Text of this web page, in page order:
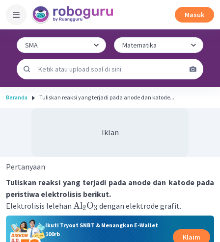
Masuk
Beranda Tuliskan reaksi yang terjadi pada anode dan katode...
Iklan
Pertanyaan
Tuliskan reaksi yang terjadi pada anode dan katode pada
peristiwa elektrolisis berikut.
Elektrolisis lelehan Al2O3 dengan elektrode grafit.
Ikuti Tryout SNBT & Menangkan E-Wallet
100rb
Klaim